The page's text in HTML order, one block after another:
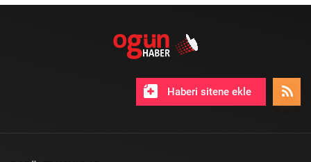
Haberi sitene ekle